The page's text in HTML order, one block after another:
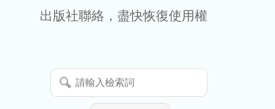
期
暫
停
出版社聯絡，盡快恢復使用權
請
輸